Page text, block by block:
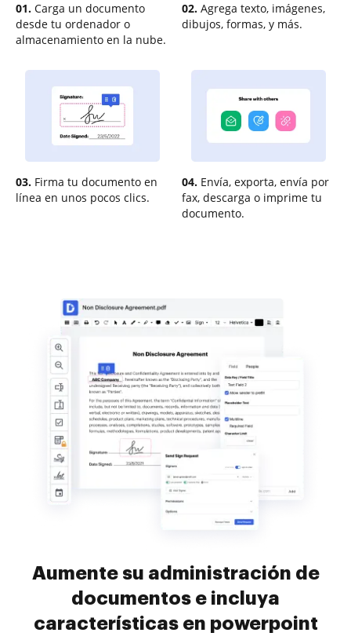
01. Carga un documento
desde tu ordenador o
almacenamiento en la nube.
02. Agrega texto, imágenes,
dibujos, formas, y más.
03. Firma tu documento en
línea en unos pocos clics.
04. Envía, exporta, envía por
fax, descarga o imprime tu
documento.
Aumente su administración de
documentos e incluya
características en powerpoint